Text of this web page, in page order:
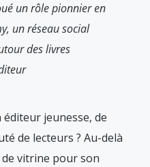
un rôle pionnier en
un réseau social
des livres
jeunesse, de
de lecteurs ? Au-delà
vitrine pour son